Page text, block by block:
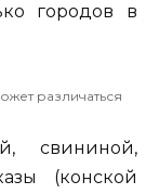
городов в
различаться
свининой,
(конской